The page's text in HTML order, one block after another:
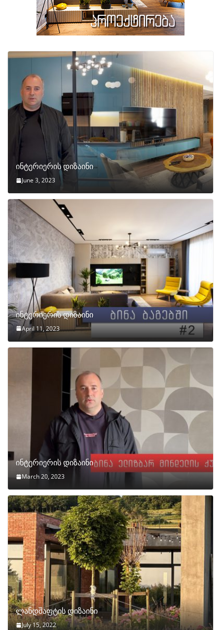
ინტერიერის დიზაინი
June 3, 2023
ინტერიერის დიზაინი
April 11, 2023
ინტერიერის დიზაინი
March 20, 2023
ლანდშაფტის დიზაინი
July 15, 2022